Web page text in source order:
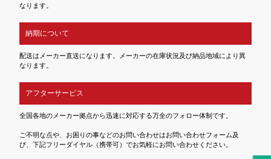
なります。
納期について
配送はメーカー直送になります。メーカーの在庫状況及び納品地域により異
なります。
アフターサービス
全国各地のメーカー拠点から迅速に対応する万全のフォロー体制です。
ご不明な点や、お困りの事などのお問い合わせはお問い合わせフォーム及
び、下記フリーダイヤル（携帯可）でお気軽にお問い合わせください。